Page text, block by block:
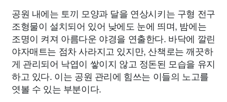
공원 내에는 토끼 모양과 달을 연상시키는 구형 전구
조형물이 설치되어 있어 낮에도 눈에 띄며, 밤에는
조명이 켜져 아름다운 야경을 연출한다. 바닥에 깔린
야자매트는 점차 사라지고 있지만, 산책로는 깨끗하
게 관리되어 낙엽이 쌓이지 않고 정돈된 모습을 유지
하고 있다. 이는 공원 관리에 힘쓰는 이들의 노고를
엿볼 수 있는 부분이다.